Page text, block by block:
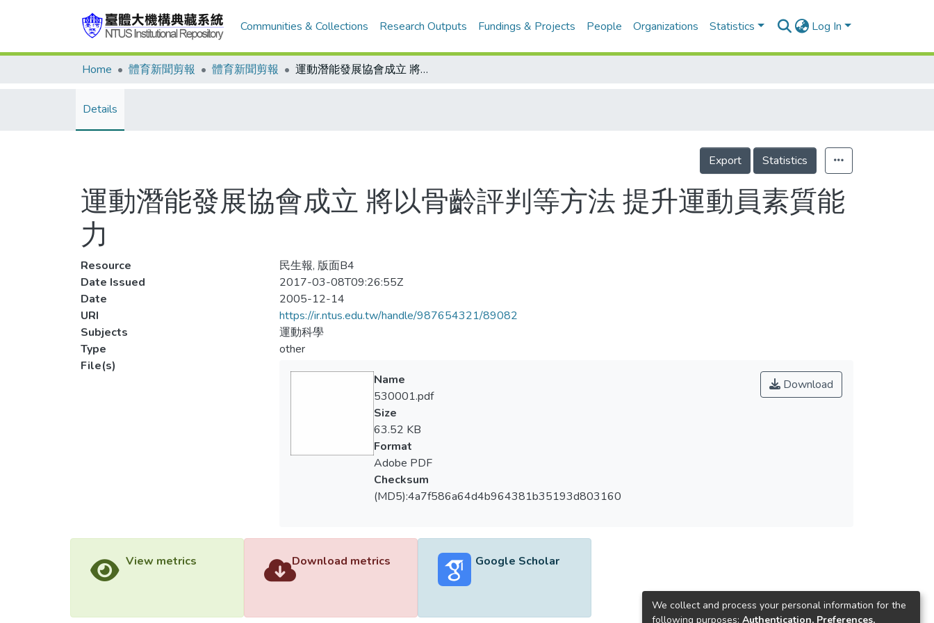
Communities & Collections Research Outputs Fundings & Projects People Organizations Statistics Log In
Home 體育新聞剪報 體育新聞剪報 運動潛能發展協會成立 將以骨齡評判等方法 提升運動員素質能力
Details
Export Statistics
運動潛能發展協會成立 將以骨齡評判等方法 提升運動員素質能
力
Resource
民生報, 版面B4
Date Issued
2017-03-08T09:26:55Z
Date
2005-12-14
URI
https://ir.ntus.edu.tw/handle/987654321/89082
Subjects
運動科學
Type
other
File(s)
Download
Name
530001.pdf
Size
63.52 KB
Format
Adobe PDF
Checksum
(MD5):4a7f586a64d4b964381b35193d803160
View metrics Download metrics Google Scholar
We collect and process your personal information for the
following purposes: Authentication, Preferences,